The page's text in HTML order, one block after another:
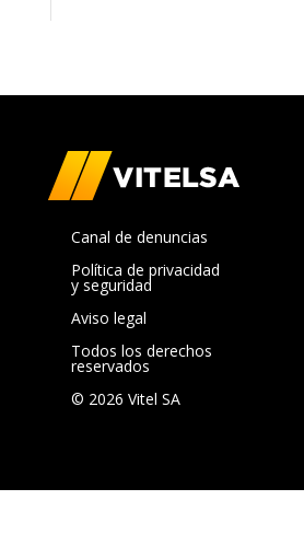
Canal de denuncias
Política de privacidad
y seguridad
Aviso legal
Todos los derechos
reservados
© 2026 Vitel SA